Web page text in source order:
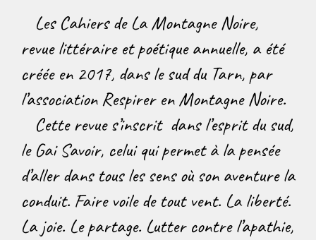
Les Cahiers de La Montagne Noire,
revue littéraire et poétique annuelle, a été
créée en 2017, dans le sud du Tarn, par
l’association Respirer en Montagne Noire.
Cette revue s’inscrit dans l’esprit du sud,
le Gai Savoir, celui qui permet à la pensée
d’aller dans tous les sens où son aventure la
conduit. Faire voile de tout vent. La liberté.
La joie. Le partage. Lutter contre l’apathie,